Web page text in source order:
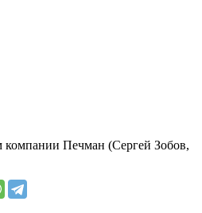
компании Печман (Сергей Зобов,